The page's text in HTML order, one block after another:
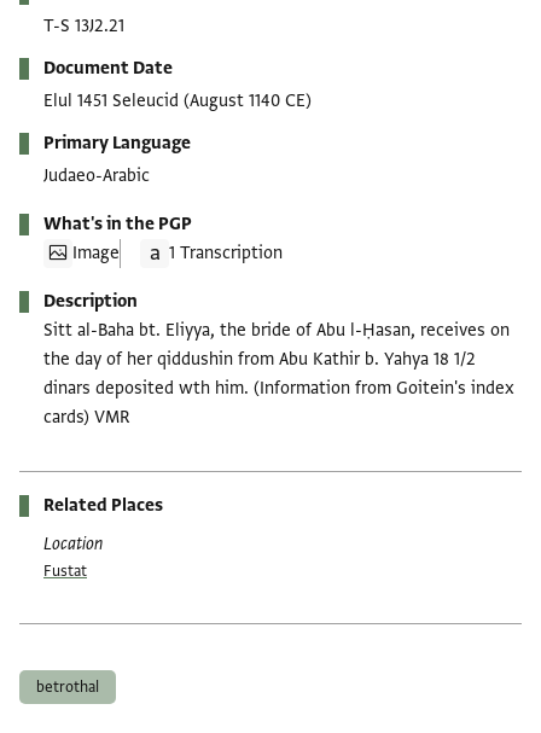
T-S 13J2.21
Document Date
Elul 1451 Seleucid (August 1140 CE)
Primary Language
Judaeo-Arabic
What's in the PGP
Image
1 Transcription
Description
Sitt al-Baha bt. Eliyya, the bride of Abu l-Ḥasan, receives on
the day of her qiddushin from Abu Kathir b. Yahya 18 1/2
dinars deposited wth him. (Information from Goitein's index
cards) VMR
Related Places
Location
Fustat
betrothal